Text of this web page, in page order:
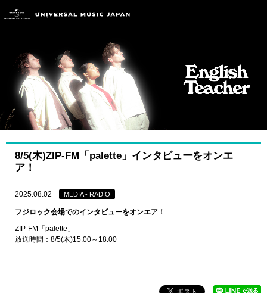
8/5(木)ZIP-FM「palette」インタビューをオンエ
ア！
2025.08.02 MEDIA - RADIO
フジロック会場でのインタビューをオンエア！
ZIP-FM「palette」
放送時間：8/5(木)15:00～18:00